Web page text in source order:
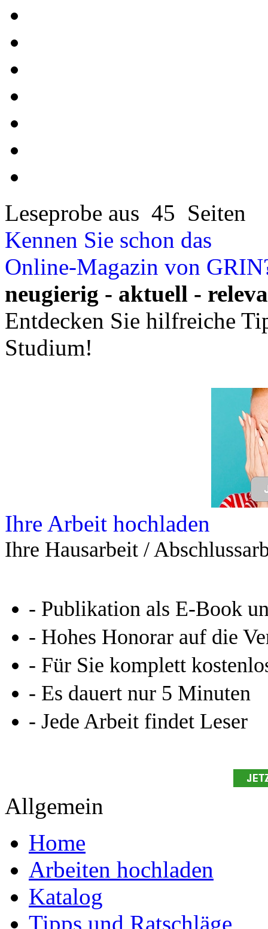
Leseprobe aus 45 Seiten
Kennen Sie schon das
Online-Magazin von
neugierig - aktuell -
Entdecken Sie hilfreiche
Studium!
Ihre Arbeit hochladen
Ihre Hausarbeit /
- Publikation als E-Book
- Hohes Honorar auf die
- Für Sie komplett
- Es dauert nur 5 Minuten
- Jede Arbeit findet Leser
Allgemein
Home
Arbeiten hochladen
Katalog
Tipps und Ratschläge